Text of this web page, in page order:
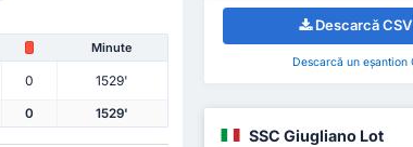
Minute
0 1529'
0 1529'
Descarcă
Descarcă un eșantion
SSC Giugliano Lot